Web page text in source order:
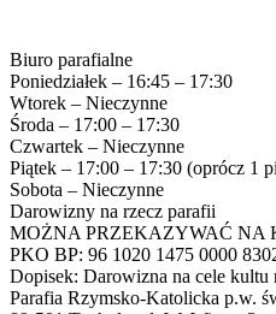
Biuro parafialne
Poniedziałek – 16:45 – 17:30
Wtorek – Nieczynne
Środa – 17:00 – 17:30
Czwartek – Nieczynne
Piątek – 17:00 – 17:30 (oprócz 1
Sobota – Nieczynne
Darowizny na rzecz parafii
MOŻNA PRZEKAZYWAĆ NA
PKO BP: 96 1020 1475 0000
Dopisek: Darowizna na cele kultu
Parafia Rzymsko-Katolicka p.w.